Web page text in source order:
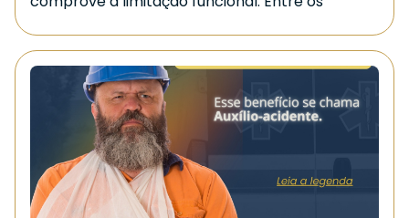
principais documentos utilizados estão
médicos,relatórios especializados, resultados
de exames e qualquer evidência que demonstre
Esse adicional é fundamental para garantir
maior suporte financeiro aos segurados que
enfrentam limitações severas e precisam de
auxílio na rotina. Mesmo assim, muitos pedidos
são negados administrativamente, tornando a
via judicial uma alternativa para
reconhecimento do direito.
Caso você esteja enfrentando situação
semelhante, procure orientação jurídica
especializada.
Garantir seus direitos é essencial.